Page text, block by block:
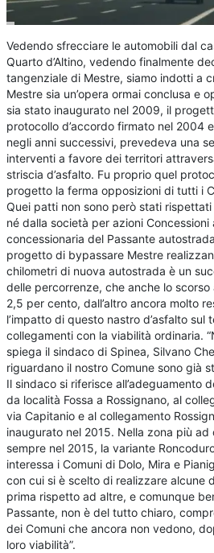
Vedendo sfrecciare le automobili dal
Quarto d’Altino, vedendo finalmente
tangenziale di Mestre, siamo indotti a
Mestre sia un’opera ormai conclusa e
sia stato inaugurato nel 2009, il
protocollo d’accordo firmato nel 2004
negli anni successivi, prevedeva una
interventi a favore dei territori
striscia d’asfalto. Fu proprio quel
progetto la ferma opposizioni di tutti i
Quei patti non sono però stati rispettati
né dalla società per azioni
concessionaria del Passante
progetto di bypassare Mestre
chilometri di nuova autostrada è un
delle percorrenze, che anche lo
2,5 per cento, dall’altro ancora molto
l’impatto di questo nastro d’asfalto sul
collegamenti con la viabilità ordinaria.
spiega il sindaco di Spinea, Silvano
riguardano il nostro Comune sono già
Il sindaco si riferisce all’adeguamento
da località Fossa a Rossignano, al
via Capitanio e al collegamento
inaugurato nel 2015. Nella zona più
sempre nel 2015, la variante
interessa i Comuni di Dolo, Mira e
con cui si è scelto di realizzare alcune
prima rispetto ad altre, e comunque
Passante, non è del tutto chiaro,
dei Comuni che ancora non vedono,
loro viabilità”.